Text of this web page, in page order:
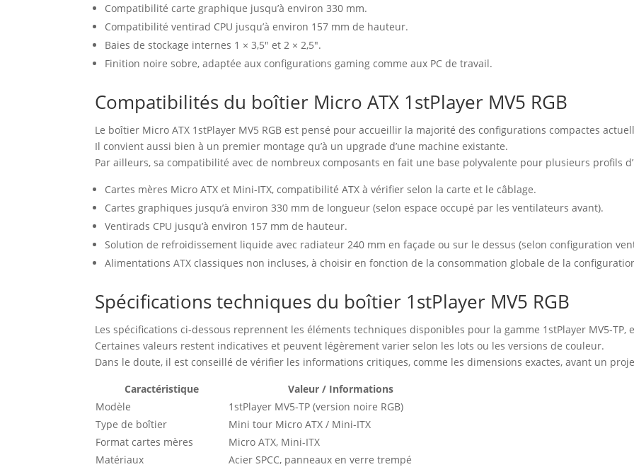
Compatibilité carte graphique jusqu’à environ 330 mm.
Compatibilité ventirad CPU jusqu’à environ 157 mm de hauteur.
Baies de stockage internes 1 × 3,5″ et 2 × 2,5″.
Finition noire sobre, adaptée aux configurations gaming comme aux PC de travail.
Compatibilités du boîtier Micro ATX 1stPlayer MV5 RGB
Le boîtier Micro ATX 1stPlayer MV5 RGB est pensé pour accueillir la majorité des configurations compactes
Il convient aussi bien à un premier montage qu’à un upgrade d’une machine existante.
Par ailleurs, sa compatibilité avec de nombreux composants en fait une base polyvalente pour plusieurs profils
Cartes mères Micro ATX et Mini-ITX, compatibilité ATX à vérifier selon la carte et le câblage.
Cartes graphiques jusqu’à environ 330 mm de longueur (selon espace occupé par les ventilateurs avant).
Ventirads CPU jusqu’à environ 157 mm de hauteur.
Solution de refroidissement liquide avec radiateur 240 mm en façade ou sur le dessus (selon configuration
Alimentations ATX classiques non incluses, à choisir en fonction de la consommation globale de la
Spécifications techniques du boîtier 1stPlayer MV5 RGB
Les spécifications ci-dessous reprennent les éléments techniques disponibles pour la gamme 1stPlayer MV5-
Certaines valeurs restent indicatives et peuvent légèrement varier selon les lots ou les versions de couleur.
Dans le doute, il est conseillé de vérifier les informations critiques, comme les dimensions exactes, avant un
Caractéristique
Valeur / Informations
Modèle
1stPlayer MV5-TP (version noire RGB)
Type de boîtier
Mini tour Micro ATX / Mini-ITX
Format cartes mères
Micro ATX, Mini-ITX
Matériaux
Acier SPCC, panneaux en verre trempé